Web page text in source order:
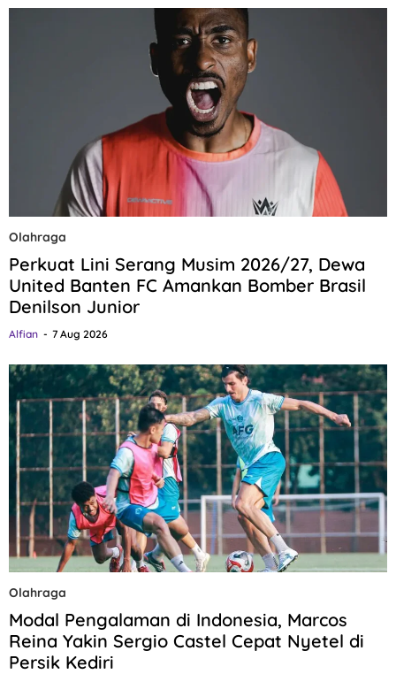
Olahraga
Perkuat Lini Serang Musim 2026/27, Dewa
United Banten FC Amankan Bomber Brasil
Denilson Junior
Alfian 7 Aug 2026
Olahraga
Modal Pengalaman di Indonesia, Marcos
Reina Yakin Sergio Castel Cepat Nyetel di
Persik Kediri